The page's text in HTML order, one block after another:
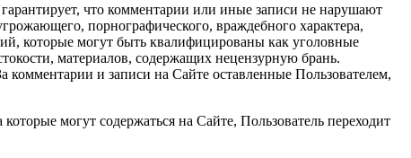
что комментарии или иные записи не нарушают
порнографического, враждебного характера,
которые могут быть квалифицированы как уголовные
материалов, содержащих нецензурную брань.
и записи на Сайте оставленные Пользователем,
могут содержаться на Сайте, Пользователь переходит